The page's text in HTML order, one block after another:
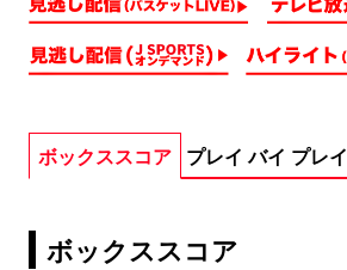
ボックススコア プレイ バイ プレイ
ボックススコア